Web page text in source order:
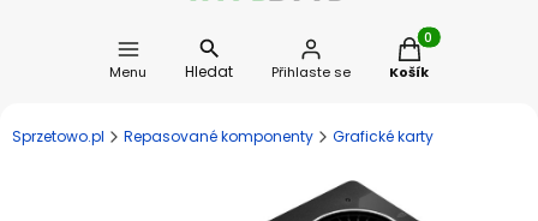
Menu Hledat Přihlaste se
Produkty v
Košík
Sprzetowo.pl Repasované komponenty Grafické karty